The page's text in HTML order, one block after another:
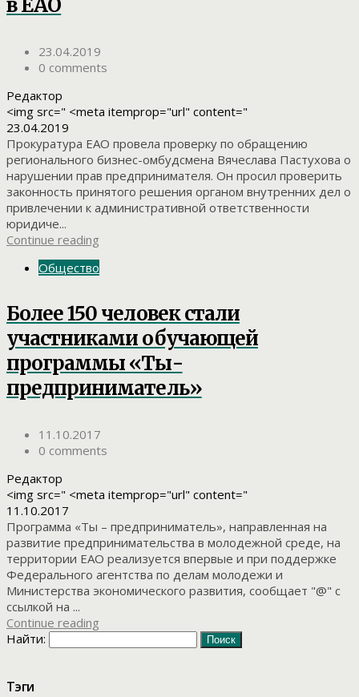
в ЕАО
23.04.2019
0 comments
Редактор
<img src=" <meta itemprop="url" content="
23.04.2019
Прокуратура ЕАО провела проверку по обращению
регионального бизнес-омбудсмена Вячеслава Пастухова о
нарушении прав предпринимателя. Он просил проверить
законность принятого решения органом внутренних дел о
привлечении к административной ответственности
юридиче...
Continue reading
Общество
Более 150 человек стали
участниками обучающей
программы «Ты-
предприниматель»
11.10.2017
0 comments
Редактор
<img src=" <meta itemprop="url" content="
11.10.2017
Программа «Ты – предприниматель», направленная на
развитие предпринимательства в молодежной среде, на
территории ЕАО реализуется впервые и при поддержке
Федерального агентства по делам молодежи и
Министерства экономического развития, сообщает "@" с
ссылкой на ...
Continue reading
Найти:
Тэги